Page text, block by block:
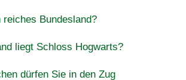
Bundesland?
liegt Schloss Hogwarts?
dürfen Sie in den Zug